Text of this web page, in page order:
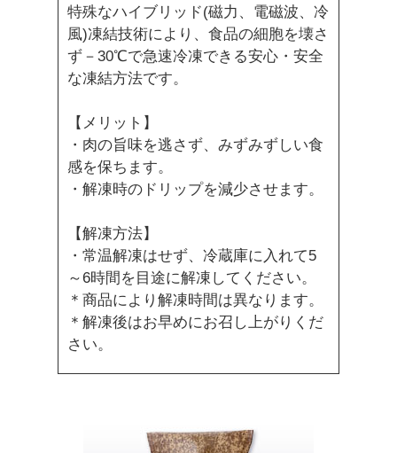
特殊なハイブリッド(磁力、電磁波、冷
風)凍結技術により、食品の細胞を壊さ
ず－30℃で急速冷凍できる安心・安全
な凍結方法です。
【メリット】
・肉の旨味を逃さず、みずみずしい食
感を保ちます。
・解凍時のドリップを減少させます。
【解凍方法】
・常温解凍はせず、冷蔵庫に入れて5
～6時間を目途に解凍してください。
＊商品により解凍時間は異なります。
＊解凍後はお早めにお召し上がりくだ
さい。